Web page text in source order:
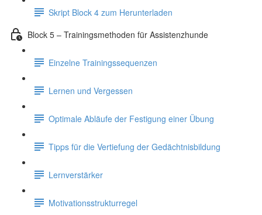
Skript Block 4 zum Herunterladen
Block 5 – Trainingsmethoden für Assistenzhunde
Einzelne Trainingssequenzen
Lernen und Vergessen
Optimale Abläufe der Festigung einer Übung
Tipps für die Vertiefung der Gedächtnisbildung
Lernverstärker
Motivationsstrukturregel